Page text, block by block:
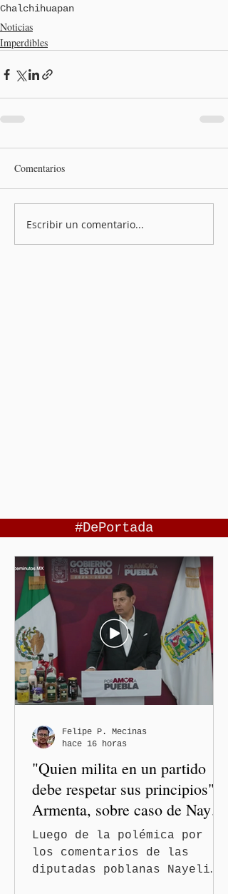
Chalchihuapan
Noticias
Imperdibles
Comentarios
Escribir un comentario...
#DePortada
"Quien milita en un partido
debe respetar sus principios":
Armenta, sobre caso de Nayeli
Salvatori y Graciela Palomares
Luego de la polémica por
los comentarios de las
diputadas poblanas Nayeli
Felipe P. Mecinas
hace 16 horas